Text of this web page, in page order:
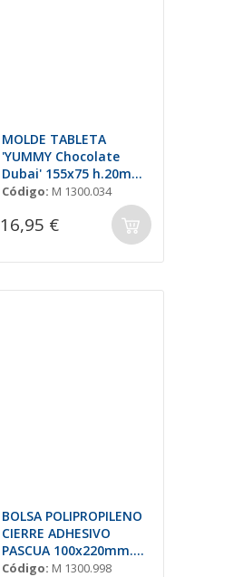
MOLDE TABLETA
'YUMMY Chocolate
Dubai' 155x75 h.20mm
(250gr) 3und
Código: M 1300.034
16,95 €
BOLSA POLIPROPILENO
CIERRE ADHESIVO
PASCUA 100x220mm.
(PACK 100)
Código: M 1300.998